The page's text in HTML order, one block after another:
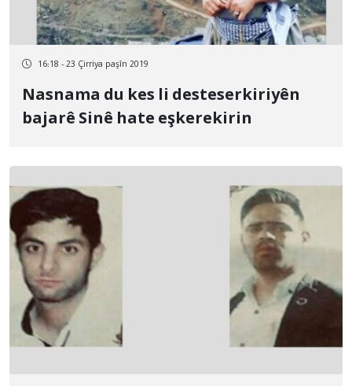
16:18 - 23 Çirriya paşîn 2019
Nasnama du kes li desteserkiriyên
bajarê Sinê hate eşkerekirin